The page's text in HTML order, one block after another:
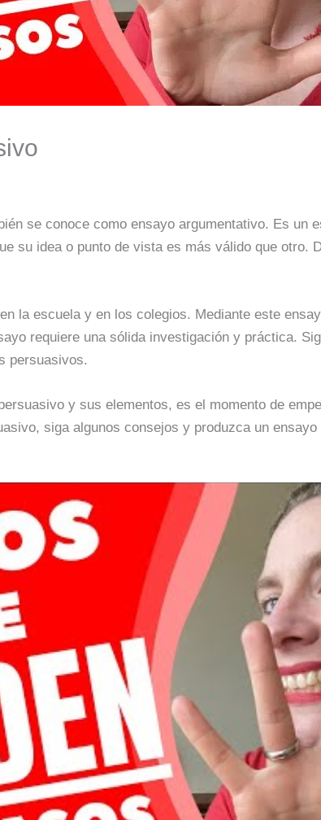
se conoce como ensayo argumentativo. Es un
su idea o punto de vista es más válido que otro.
la escuela y en los colegios. Mediante este
requiere una sólida investigación y práctica.
persuasivos.
y sus elementos, es el momento de
siga algunos consejos y produzca un ensayo